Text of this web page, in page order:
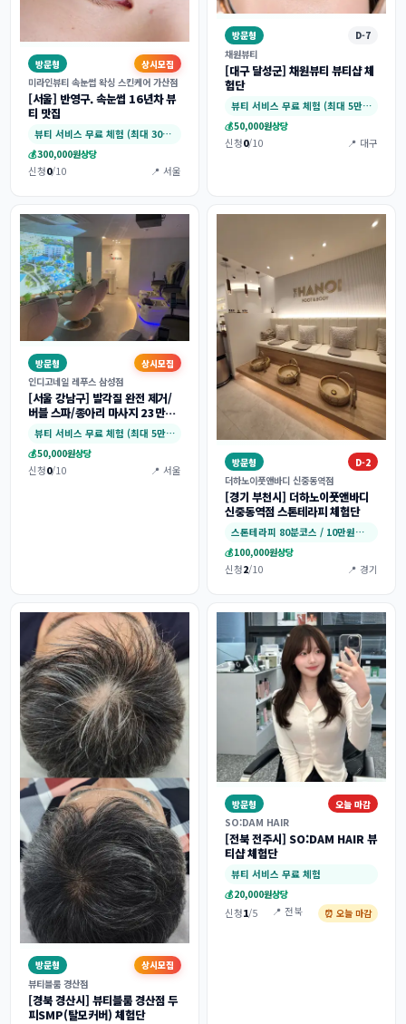
방문형
상시모집
미라인뷰티 속눈썹 왁싱 스킨케어 가산점
[서울] 반영구. 속눈썹 16년차 뷰
티 맛집
뷰티 서비스 무료 체험 (최대 30만원)
💰300,000원상당
신청0/10 📍 서울
방문형
D-7
채원뷰티
[대구 달성군] 채원뷰티 뷰티샵 체
험단
뷰티 서비스 무료 체험 (최대 5만원)
💰50,000원상당
신청0/10 📍 대구
방문형
상시모집
인디고네일 레푸스 삼성점
[서울 강남구] 발각질 완전 제거/
버블 스파/종아리 마사지 23만원
상당 (대리체험가능) 체험단 모집뷰티 서비스 무료 체험 (최대 5만원)
💰50,000원상당
신청0/10 📍 서울
방문형
D-2
더하노이풋앤바디 신중동역점
[경기 부천시] 더하노이풋앤바디
신중동역점 스톤테라피 체험단
스톤테라피 80분코스 / 10만원지원
💰100,000원상당
신청2/10 📍 경기
방문형
상시모집
뷰티블룸 경산점
[경북 경산시] 뷰티블룸 경산점 두
피SMP(탈모커버) 체험단
방문형
오늘 마감
SO:DAM HAIR
[전북 전주시] SO:DAM HAIR 뷰
티샵 체험단
뷰티 서비스 무료 체험
💰20,000원상당
신청1/5 📍 전북 ⏰ 오늘 마감